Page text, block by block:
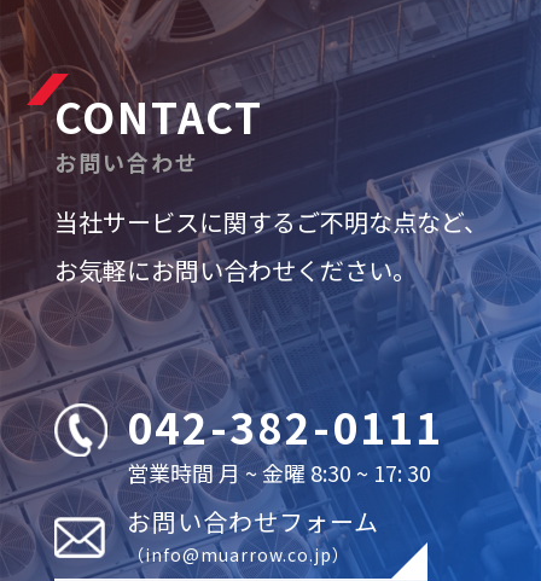
CONTACT
お問い合わせ
当社サービスに関するご不明な点など、
お気軽にお問い合わせください。
042-382-0111
営業時間 月 ~ 金曜 8:30 ~ 17: 30
お問い合わせフォーム
（info@muarrow.co.jp）